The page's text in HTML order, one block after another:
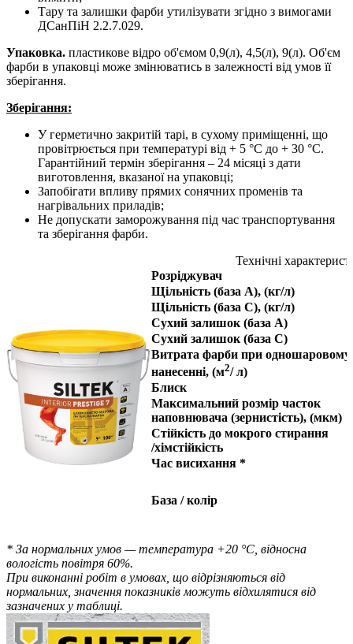
Тару та залишки фарби утилізувати згідно з вимогами
ДСанПіН 2.2.7.029.
Упаковка. пластикове відро об'ємом 0,9(л), 4,5(л), 9(л). Об'єм
фарби в упаковці може змінюватись в залежності від умов її
зберігання.
Зберігання:
У герметично закритій тарі, в сухому приміщенні, що
провітрюється при температурі від + 5 °С до + 30 °С.
Гарантійний термін зберігання – 24 місяці з дати
виготовлення, вказаної на упаковці;
Запобігати впливу прямих сонячних променів та
нагрівальних приладів;
Не допускати заморожування під час транспортування
та зберігання фарби.
Технічні
Розріджувач
Щільність (база А), (кг/л)
Щільність (база С), (кг/л)
Сухий залишок (база А)
Сухий залишок (база С)
Витрата фарби при одношаровому
нанесенні, (м2/ л)
Блиск
Максимальний розмір часток
наповнювача (зернистість), (мкм)
Стійкість до мокрого стирання
/хімстійкість
Час висихання *
База / колір
* За нормальних умов — температура +20 °С, відносна
вологість повітря 60%.
При виконанні робіт в умовах, що відрізняються від
нормальних, значення показників можуть відхилятися від
зазначених у таблиці.